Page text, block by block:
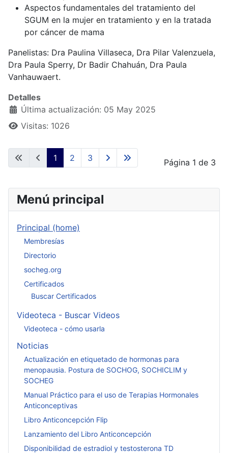
Aspectos fundamentales del tratamiento del
SGUM en la mujer en tratamiento y en la tratada
por cáncer de mama
Panelistas: Dra Paulina Villaseca, Dra Pilar Valenzuela,
Dra Paula Sperry, Dr Badir Chahuán, Dra Paula
Vanhauwaert.
Detalles
Última actualización: 05 May 2025
Visitas: 1026
Página 1 de 3
1 2 3
Menú principal
Principal (home)
Membresías
Directorio
socheg.org
Certificados
Buscar Certificados
Videoteca - Buscar Videos
Videoteca - cómo usarla
Noticias
Actualización en etiquetado de hormonas para
menopausia. Postura de SOCHOG, SOCHICLIM y
SOCHEG
Manual Práctico para el uso de Terapias Hormonales
Anticonceptivas
Libro Anticoncepción Flip
Lanzamiento del Libro Anticoncepción
Disponibilidad de estradiol y testosterona TD